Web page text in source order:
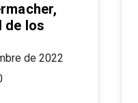
de los
de 2022